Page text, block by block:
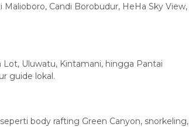
Candi Borobudur, HeHa Sky View,
Uluwatu, Kintamani, hingga Pantai
guide lokal.
body rafting Green Canyon, snorkeling,